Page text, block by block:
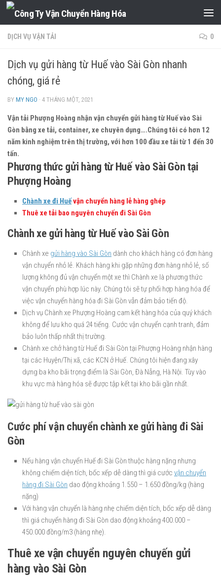
Skip to content
DỊCH VỤ VẬN TẢI 0
Dịch vụ gửi hàng từ Huế vào Sài Gòn nhanh
chóng, giá rẻ
BY MY NGO · 4 THÁNG MỘT, 2021
Vận tải Phượng Hoàng nhận vận chuyển gửi hàng từ Huế vào Sài
Gòn bằng xe tải, container, xe chuyên dụng….Chúng tôi có hơn 12
năm kinh nghiệm trên thị trường, với hơn 100 đầu xe tải từ 1 đến 30
tấn.
Phương thức gửi hàng từ Huế vào Sài Gòn tại
Phượng Hoàng
Chành xe đi Huếvận chuyển hàng lẻ hàng ghép
Thuê xe tải bao nguyên chuyến đi Sài Gòn
Chành xe gửi hàng từ Huế vào Sài Gòn
Chành xe gửi hàng vào Sài Gòn dành cho khách hàng có đơn hàng
vận chuyển nhỏ lẻ. Khách hàng khi gặp những đơn hàng nhỏ lẻ, số
lượng không đủ vận chuyển một xe thì Chành xe là phương thức
vận chuyển phù hợp lúc này. Chúng tôi sẽ tự phối hợp hàng hóa để
việc vận chuyển hàng hóa đi Sài Gòn vẫn đảm bảo tiến độ.
Dịch vụ Chành xe Phượng Hoàng cam kết hàng hóa của quý khách
không để lưu kho quá 24 tiếng. Cước vận chuyển cạnh tranh, đảm
bảo luôn thấp nhất thị trường.
Chành xe chở hàng từ Huế đi Sài Gòn tại Phượng Hoàng nhận hàng
tại các Huyện/Thị xã, các KCN ở Huế. Chúng tôi hiện đang xây
dựng ba kho bãi trọng điểm là Sài Gòn, Đà Nẵng, Hà Nội. Tùy vào
khu vực mà hàng hóa sẽ được tập kết tại kho bãi gần nhất.
Cước phí vận chuyển chành xe gửi hàng đi Sài
Gòn
Nếu hàng vận chuyển Huế đi Sài Gòn thuộc hàng nặng nhưng
không chiếm diện tích, bốc xếp dễ dàng thì giá cước vận chuyển
hàng đi Sài Gòn dao động khoảng 1.550 – 1.650 đồng/kg (hàng
nặng)
Với hàng vận chuyển là hàng nhẹ chiếm diện tích, bốc xếp dễ dàng
thì giá chuyển hàng đi Sài Gòn dao động khoảng 400.000 –
450.000 đồng/m3 (hàng nhẹ).
Thuê xe vận chuyển nguyên chuyến gửi
hàng vào Sài Gòn